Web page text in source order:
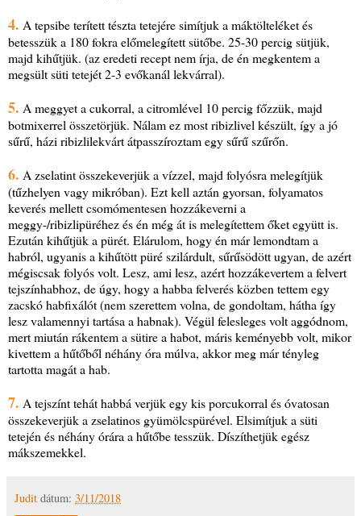
4. A tepsibe terített tészta tetejére simítjuk a máktölteléket és
betesszük a 180 fokra előmelegített sütőbe. 25-30 percig sütjük,
majd kihűtjük. (az eredeti recept nem írja, de én megkentem a
megsült süti tetejét 2-3 evőkanál lekvárral).
5. A meggyet a cukorral, a citromlével 10 percig főzzük, majd
botmixerrel összetörjük. Nálam ez most ribizlivel készült, így a jó
sűrű, házi ribizlilekvárt átpasszíroztam egy sűrű szűrőn.
6. A zselatint összekeverjük a vízzel, majd folyósra melegítjük
(tűzhelyen vagy mikróban). Ezt kell aztán gyorsan, folyamatos
keverés mellett csomómentesen hozzákeverni a
meggy-/ribizlipüréhez és én még át is melegítettem őket együtt is.
Ezután kihűtjük a pürét. Elárulom, hogy én már lemondtam a
habról, ugyanis a kihűtött püré szilárdult, sűrűsödött ugyan, de azért
mégiscsak folyós volt. Lesz, ami lesz, azért hozzákevertem a felvert
tejszínhabhoz, de úgy, hogy a habba felverés közben tettem egy
zacskó habfixálót (nem szerettem volna, de gondoltam, hátha így
lesz valamennyi tartása a habnak). Végül felesleges volt aggódnom,
mert miután rákentem a sütire a habot, máris keményebb volt, mikor
kivettem a hűtőből néhány óra múlva, akkor meg már tényleg
tartotta magát a hab.
7. A tejszínt tehát habbá verjük egy kis porcukorral és óvatosan
összekeverjük a zselatinos gyümölcspürével. Elsimítjuk a süti
tetején és néhány órára a hűtőbe tesszük. Díszíthetjük egész
mákszemekkel.
Judit dátum: 3/11/2018